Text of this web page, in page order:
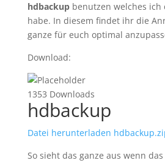
hdbackupbenutzen welches ich
habe. In diesem findet ihr die
ganze für euch optimal
Download:
1353 Downloads
hdbackup
Datei herunterladen
So sieht das ganze aus wenn